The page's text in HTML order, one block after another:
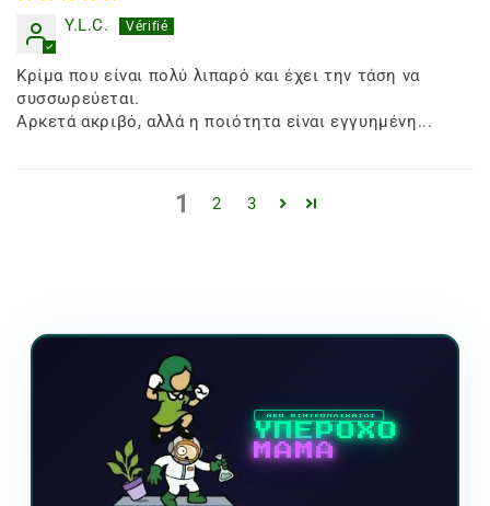
Y.L.C.
Κρίμα που είναι πολύ λιπαρό και έχει την τάση να
συσσωρεύεται.
Αρκετά ακριβό, αλλά η ποιότητα είναι εγγυημένη...
1 2 3
ΝΕΟ ΒΙΝΤΕΟΠΑΙΧΝΙΔΙ
ΥΠΕΡΟΧΟ
ΜΑΜΑ